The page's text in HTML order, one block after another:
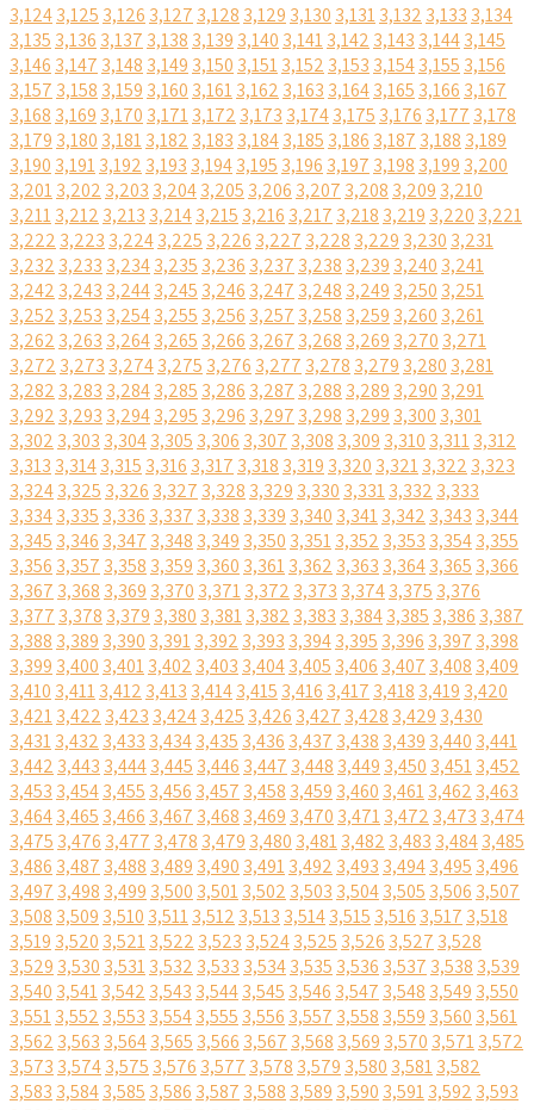
3,1243,125 3,126 3,127 3,128 3,129 3,130 3,1313,132 3,133 3,134
3,135 3,136 3,137 3,138 3,139 3,140 3,1413,142 3,143 3,1443,145
3,146 3,147 3,148 3,149 3,150 3,1513,152 3,153 3,1543,155 3,156
3,157 3,158 3,159 3,160 3,1613,162 3,163 3,1643,165 3,166 3,167
3,168 3,169 3,170 3,1713,172 3,173 3,1743,175 3,176 3,177 3,178
3,179 3,180 3,1813,182 3,183 3,1843,185 3,186 3,187 3,188 3,189
3,190 3,1913,192 3,193 3,1943,195 3,196 3,197 3,198 3,199 3,200
3,2013,202 3,203 3,2043,205 3,206 3,207 3,208 3,209 3,210
3,2113,212 3,213 3,2143,215 3,216 3,217 3,218 3,219 3,220 3,221
3,222 3,223 3,2243,225 3,226 3,227 3,228 3,229 3,230 3,231
3,232 3,233 3,2343,235 3,236 3,237 3,238 3,239 3,240 3,241
3,242 3,243 3,2443,245 3,246 3,247 3,248 3,249 3,250 3,251
3,252 3,253 3,2543,255 3,256 3,257 3,258 3,259 3,260 3,261
3,262 3,263 3,2643,265 3,266 3,267 3,268 3,269 3,270 3,271
3,272 3,273 3,2743,275 3,276 3,277 3,278 3,279 3,280 3,281
3,282 3,283 3,2843,285 3,286 3,287 3,288 3,289 3,290 3,291
3,292 3,293 3,2943,295 3,296 3,297 3,298 3,299 3,300 3,301
3,302 3,303 3,3043,305 3,306 3,307 3,308 3,309 3,310 3,3113,312
3,313 3,3143,315 3,316 3,317 3,318 3,319 3,320 3,3213,322 3,323
3,3243,325 3,326 3,327 3,328 3,329 3,330 3,3313,332 3,333
3,3343,335 3,336 3,337 3,338 3,339 3,340 3,3413,342 3,343 3,344
3,345 3,346 3,347 3,348 3,349 3,350 3,3513,352 3,353 3,3543,355
3,356 3,357 3,358 3,359 3,360 3,3613,362 3,363 3,3643,365 3,366
3,367 3,368 3,369 3,370 3,3713,372 3,373 3,3743,375 3,376
3,377 3,378 3,379 3,380 3,3813,382 3,383 3,3843,385 3,386 3,387
3,388 3,389 3,390 3,3913,392 3,393 3,3943,395 3,396 3,397 3,398
3,399 3,400 3,4013,402 3,403 3,4043,405 3,406 3,407 3,408 3,409
3,410 3,4113,412 3,413 3,4143,415 3,416 3,417 3,418 3,419 3,420
3,4213,422 3,423 3,4243,425 3,426 3,427 3,428 3,429 3,430
3,4313,432 3,433 3,4343,435 3,436 3,437 3,438 3,439 3,440 3,441
3,442 3,443 3,4443,445 3,446 3,447 3,448 3,449 3,450 3,4513,452
3,453 3,4543,455 3,456 3,457 3,458 3,459 3,460 3,4613,462 3,463
3,4643,465 3,466 3,467 3,468 3,469 3,470 3,4713,472 3,473 3,474
3,475 3,476 3,477 3,478 3,479 3,480 3,4813,482 3,483 3,4843,485
3,486 3,487 3,488 3,489 3,490 3,4913,492 3,493 3,4943,495 3,496
3,497 3,498 3,499 3,500 3,5013,502 3,503 3,5043,505 3,506 3,507
3,508 3,509 3,510 3,5113,512 3,513 3,5143,515 3,516 3,517 3,518
3,519 3,520 3,5213,522 3,523 3,5243,525 3,526 3,527 3,528
3,529 3,530 3,5313,532 3,533 3,5343,535 3,536 3,537 3,538 3,539
3,540 3,5413,542 3,543 3,5443,545 3,546 3,547 3,548 3,549 3,550
3,5513,552 3,553 3,5543,555 3,556 3,557 3,558 3,559 3,560 3,561
3,562 3,563 3,5643,565 3,566 3,567 3,568 3,569 3,570 3,5713,572
3,573 3,5743,575 3,576 3,577 3,578 3,579 3,580 3,5813,582
3,583 3,5843,585 3,586 3,587 3,588 3,589 3,590 3,5913,592 3,593